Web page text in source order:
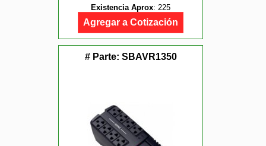
Existencia Aprox: 225
Agregar a Cotización
# Parte: SBAVR1350